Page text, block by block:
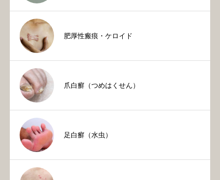
肥厚性瘢痕・ケロイド
爪白癬（つめはくせん）
足白癬（水虫）